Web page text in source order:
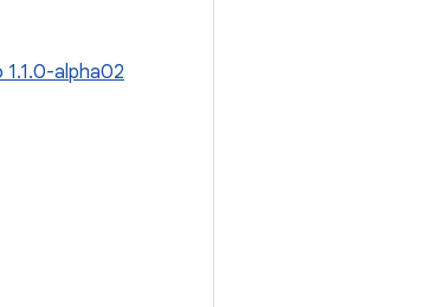
1.1.0-alpha02